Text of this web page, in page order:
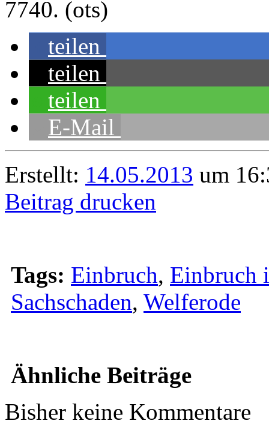
7740. (ots)
teilen
teilen
teilen
E-Mail
Erstellt: 14.05.2013 um
Beitrag drucken
Tags: Einbruch, Einbruch
Sachschaden, Welferode
Ähnliche Beiträge
Bisher keine Kommentare